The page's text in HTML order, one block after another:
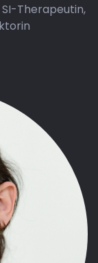
SI-Therapeutin,